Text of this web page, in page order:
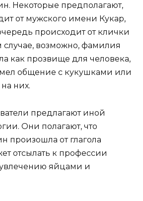
Некоторые предполагают,
от мужского имени Кукар,
происходит от клички
случае, возможно, фамилия
как прозвище для человека,
общение с кукушками или
них.
предлагают иной
Они полагают, что
произошла от глагола
отсылать к профессии
яйцами и